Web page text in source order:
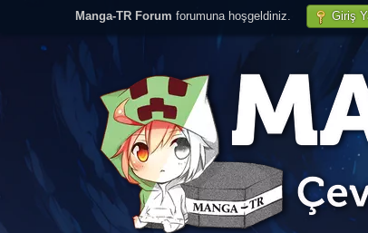
Manga-TR Forum forumuna hoşgeldiniz. Giriş